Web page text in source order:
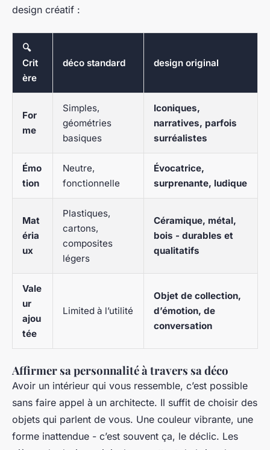
design créatif :
🔍
Crit
ère
déco standard design original
For
me
Simples,
géométries
basiques
Iconiques,
narratives, parfois
surréalistes
Émo
tion
Neutre,
fonctionnelle
Évocatrice,
surprenante, ludique
Mat
éria
ux
Plastiques,
cartons,
composites
légers
Céramique, métal,
bois - durables et
qualitatifs
Vale
ur
ajou
tée
Limited à l’utilité
Objet de collection,
d’émotion, de
conversation
Affirmer sa personnalité à travers sa déco
Avoir un intérieur qui vous ressemble, c’est possible
sans faire appel à un architecte. Il suffit de choisir des
objets qui parlent de vous. Une couleur vibrante, une
forme inattendue - c’est souvent ça, le déclic. Les